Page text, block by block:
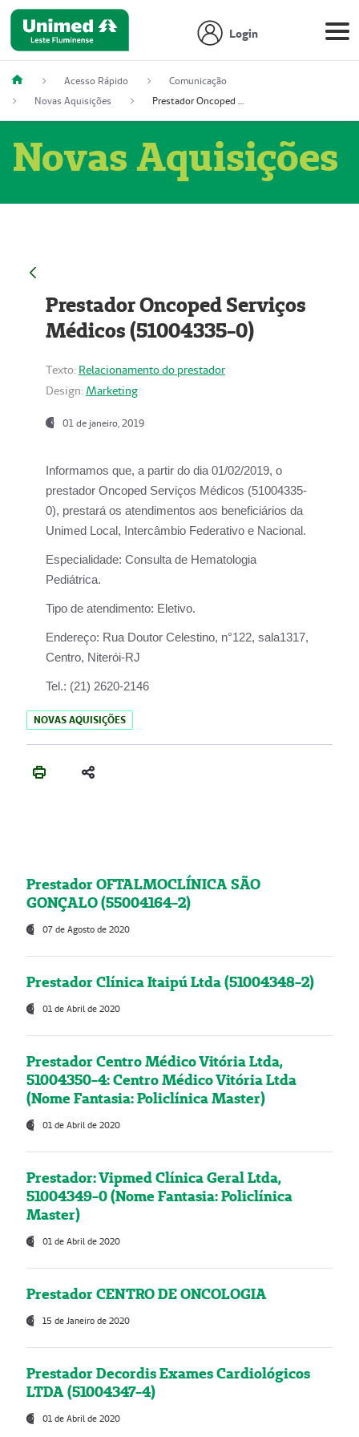
Login
Acesso Rápido
Comunicação
Novas Aquisições
Prestador Oncoped Serviços Médicos (51004335-0)
Novas Aquisições
Prestador Oncoped Serviços
Médicos (51004335-0)
Texto: Relacionamento do prestador
Design: Marketing
01 de janeiro, 2019
Informamos que, a partir do dia 01/02/2019, o
prestador Oncoped Serviços Médicos (51004335-
0), prestará os atendimentos aos beneficiários da
Unimed Local, Intercâmbio Federativo e Nacional.
Especialidade: Consulta de Hematologia
Pediátrica.
Tipo de atendimento: Eletivo.
Endereço: Rua Doutor Celestino, n°122, sala1317,
Centro, Niterói-RJ
Tel.: (21) 2620-2146
NOVAS AQUISIÇÕES
Prestador OFTALMOCLÍNICA SÃO
GONÇALO (55004164-2)
07 de Agosto de 2020
Prestador Clínica Itaipú Ltda (51004348-2)
01 de Abril de 2020
Prestador Centro Médico Vitória Ltda,
51004350-4: Centro Médico Vitória Ltda
(Nome Fantasia: Policlínica Master)
01 de Abril de 2020
Prestador: Vipmed Clínica Geral Ltda,
51004349-0 (Nome Fantasia: Policlínica
Master)
01 de Abril de 2020
Prestador CENTRO DE ONCOLOGIA
15 de Janeiro de 2020
Prestador Decordis Exames Cardiológicos
LTDA (51004347-4)
01 de Abril de 2020